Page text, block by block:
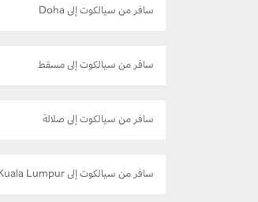
سافر من سيالكوت إلى Doha
سافر من سيالكوت إلى مسقط
سافر من سيالكوت إلى صلالة
سافر من سيالكوت إلى Kuala Lumpur